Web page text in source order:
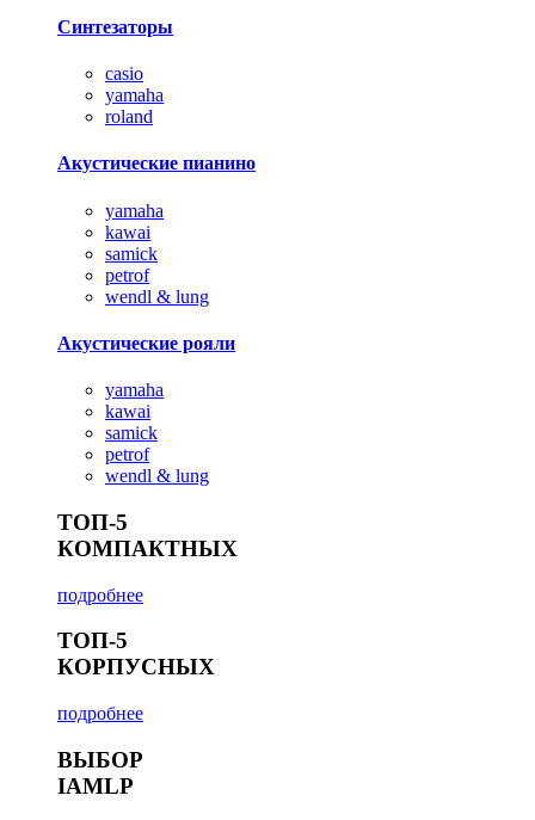
Синтезаторы
casio
yamaha
roland
Акустические пианино
yamaha
kawai
samick
petrof
wendl & lung
Акустические рояли
yamaha
kawai
samick
petrof
wendl & lung
ТОП-5
КОМПАКТНЫХ
подробнее
ТОП-5
КОРПУСНЫХ
подробнее
ВЫБОР
IAMLP